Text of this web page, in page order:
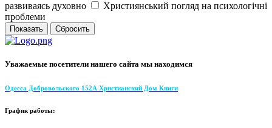
развиваясь духовно
Християнський погляд на психологічні
проблеми
Уважаемые посетители нашего сайта мы находимся
Одесса Добровольского 152А Христианский Дом Книги
График работы: